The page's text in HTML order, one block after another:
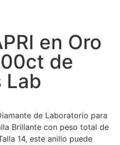
en Oro
de
Lab
de Laboratorio para
Brillante con peso total de
14, este anillo puede